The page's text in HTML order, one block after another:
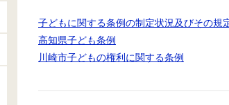
子どもに関する条例の制定状況及びその規
高知県子ども条例
川崎市子どもの権利に関する条例